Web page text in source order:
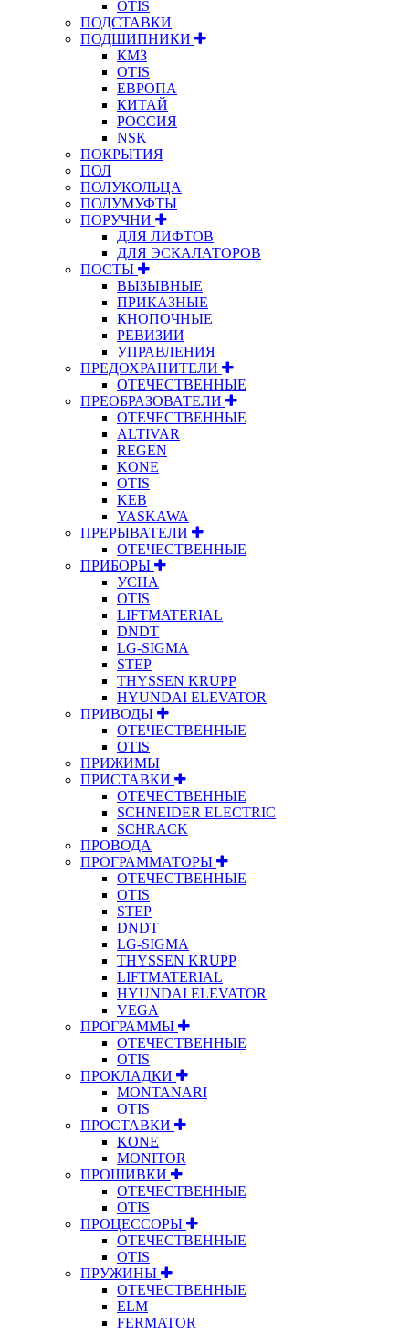
OTIS
ПОДСТАВКИ
ПОДШИПНИКИ
КМЗ
OTIS
ЕВРОПА
КИТАЙ
РОССИЯ
NSK
ПОКРЫТИЯ
ПОЛ
ПОЛУКОЛЬЦА
ПОЛУМУФТЫ
ПОРУЧНИ
ДЛЯ ЛИФТОВ
ДЛЯ ЭСКАЛАТОРОВ
ПОСТЫ
ВЫЗЫВНЫЕ
ПРИКАЗНЫЕ
КНОПОЧНЫЕ
РЕВИЗИИ
УПРАВЛЕНИЯ
ПРЕДОХРАНИТЕЛИ
ОТЕЧЕСТВЕННЫЕ
ПРЕОБРАЗОВАТЕЛИ
ОТЕЧЕСТВЕННЫЕ
ALTIVAR
REGEN
KONE
OTIS
KEB
YASKAWA
ПРЕРЫВАТЕЛИ
ОТЕЧЕСТВЕННЫЕ
ПРИБОРЫ
УСНА
OTIS
LIFTMATERIAL
DNDT
LG-SIGMA
STEP
THYSSEN KRUPP
HYUNDAI ELEVATOR
ПРИВОДЫ
ОТЕЧЕСТВЕННЫЕ
OTIS
ПРИЖИМЫ
ПРИСТАВКИ
ОТЕЧЕСТВЕННЫЕ
SCHNEIDER ELECTRIC
SCHRACK
ПРОВОДА
ПРОГРАММАТОРЫ
ОТЕЧЕСТВЕННЫЕ
OTIS
STEP
DNDT
LG-SIGMA
THYSSEN KRUPP
LIFTMATERIAL
HYUNDAI ELEVATOR
VEGA
ПРОГРАММЫ
ОТЕЧЕСТВЕННЫЕ
OTIS
ПРОКЛАДКИ
MONTANARI
OTIS
ПРОСТАВКИ
KONE
MONITOR
ПРОШИВКИ
ОТЕЧЕСТВЕННЫЕ
OTIS
ПРОЦЕССОРЫ
ОТЕЧЕСТВЕННЫЕ
OTIS
ПРУЖИНЫ
ОТЕЧЕСТВЕННЫЕ
ELM
FERMATOR